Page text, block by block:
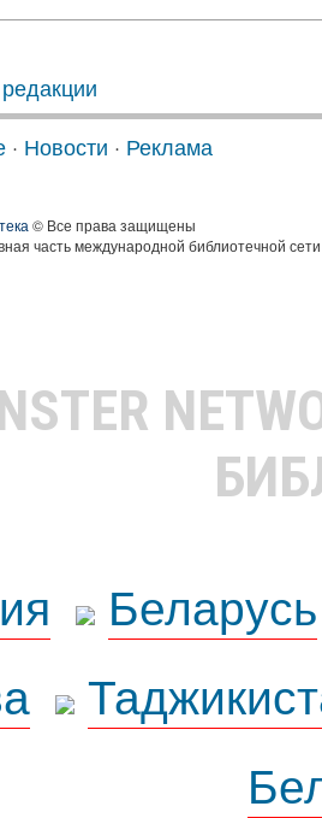
· Новости · Реклама
© Все права защищены
часть международной библиотечной
Беларусь